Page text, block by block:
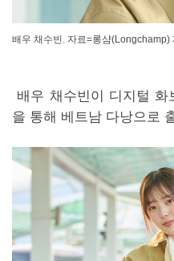
배우 채수빈. 자료=롱샴(Longchamp)
배우 채수빈이 디지털
을 통해 베트남 다낭으로